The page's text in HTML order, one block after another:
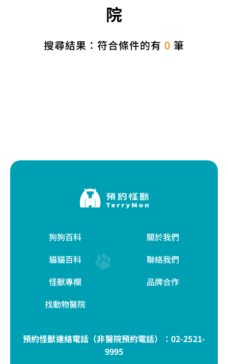
院
搜尋結果：符合條件的有 0 筆
狗狗百科
貓貓百科
怪獸專欄
找動物醫院
關於我們
聯絡我們
品牌合作
預約怪獸連絡電話（非醫院預約電話）： 02-2521-
9995